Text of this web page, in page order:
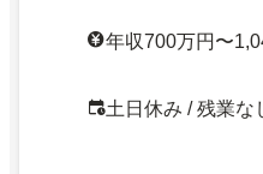
年収700万円〜
土日休み / 残業な